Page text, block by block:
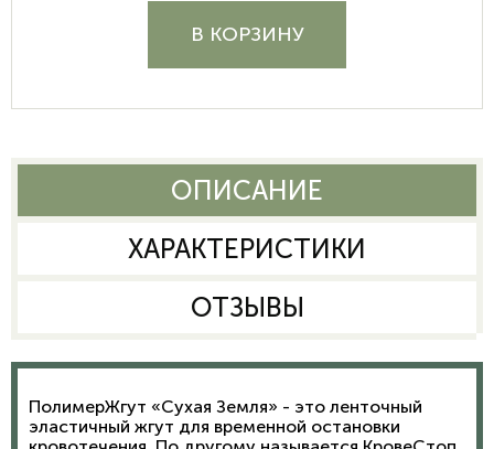
В КОРЗИНУ
ОПИСАНИЕ
ХАРАКТЕРИСТИКИ
ОТЗЫВЫ
ПолимерЖгут «Сухая Земля» - это ленточный
эластичный жгут для временной остановки